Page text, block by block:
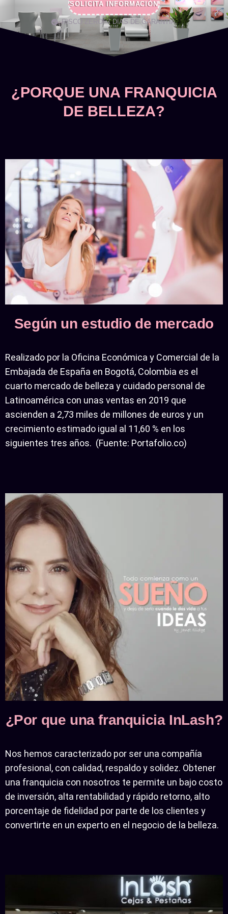
SOLICITA INFORMACIÓN
RISCO ZERO! 7 DIAS DE GARANTIA.
¿PORQUE UNA FRANQUICIA
DE BELLEZA?
Según un estudio de mercado
Realizado por la Oficina Económica y Comercial de la
Embajada de España en Bogotá, Colombia es el
cuarto mercado de belleza y cuidado personal de
Latinoamérica con unas ventas en 2019 que
ascienden a 2,73 miles de millones de euros y un
crecimiento estimado igual al 11,60 % en los
siguientes tres años. (Fuente: Portafolio.co)
¿Por que una franquicia InLash?
Nos hemos caracterizado por ser una compañía
profesional, con calidad, respaldo y solidez. Obtener
una franquicia con nosotros te permite un bajo costo
de inversión, alta rentabilidad y rápido retorno, alto
porcentaje de fidelidad por parte de los clientes y
convertirte en un experto en el negocio de la belleza.